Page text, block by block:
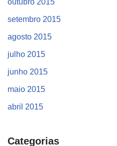
outubro 2015
setembro 2015
agosto 2015
julho 2015
junho 2015
maio 2015
abril 2015
Categorias